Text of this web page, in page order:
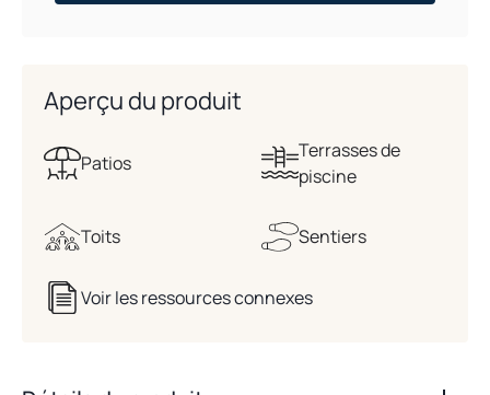
Aperçu du produit
Patios
Terrasses de
piscine
Toits Sentiers
Voir les ressources connexes